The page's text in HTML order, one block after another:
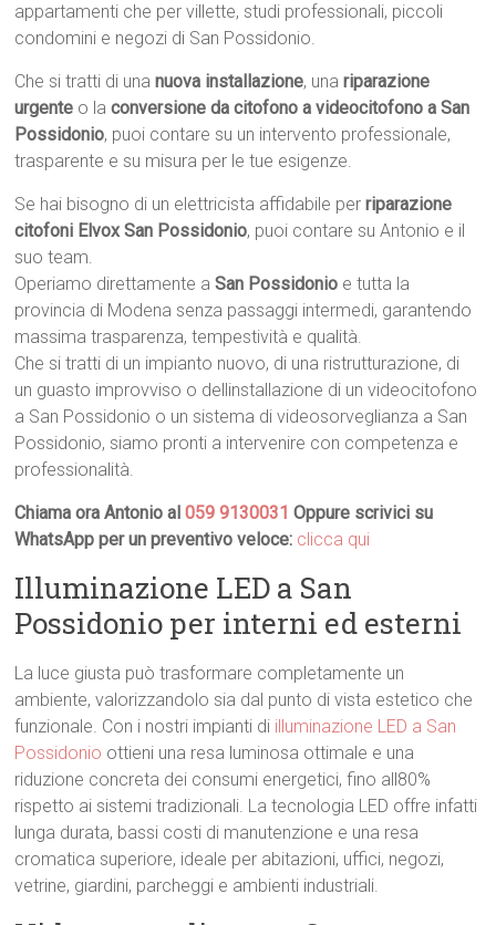
appartamenti che per villette, studi professionali, piccoli
condomini e negozi di San Possidonio.
Che si tratti di unanuova installazione, unariparazione
urgente o laconversione da citofono a videocitofono a San
Possidonio, puoi contare su un intervento professionale,
trasparente e su misura per le tue esigenze.
Se hai bisogno di un elettricista affidabile perriparazione
citofoni Elvox San Possidonio, puoi contare su Antonio e il
suo team.
Operiamo direttamente aSan Possidonio e tutta la
provincia di Modena senza passaggi intermedi, garantendo
massima trasparenza, tempestività e qualità.
Che si tratti di un impianto nuovo, di una ristrutturazione, di
un guasto improvviso o dellinstallazione di un videocitofono
a San Possidonio o un sistema di videosorveglianza a San
Possidonio, siamo pronti a intervenire con competenza e
professionalità.
Chiama ora Antonio al059 9130031 Oppure scrivici su
WhatsApp per un preventivo veloce: clicca qui
Illuminazione LED a San
Possidonio per interni ed esterni
La luce giusta può trasformare completamente un
ambiente, valorizzandolo sia dal punto di vista estetico che
funzionale. Con i nostri impianti di illuminazione LED a San
Possidonio ottieni una resa luminosa ottimale e una
riduzione concreta dei consumi energetici, fino all80%
rispetto ai sistemi tradizionali. La tecnologia LED offre infatti
lunga durata, bassi costi di manutenzione e una resa
cromatica superiore, ideale per abitazioni, uffici, negozi,
vetrine, giardini, parcheggi e ambienti industriali.